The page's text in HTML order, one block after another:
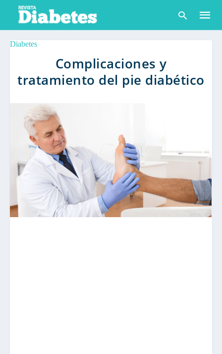
Escribe
tu
Diabetes
Complicaciones y
tratamiento del pie diabético